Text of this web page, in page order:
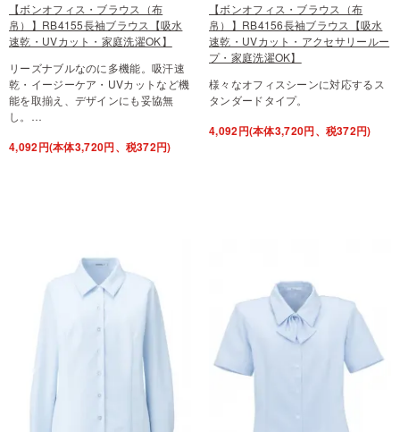
【ボンオフィス・ブラウス（布
帛）】RB4155長袖ブラウス【吸水
速乾・UVカット・家庭洗濯OK】
リーズナブルなのに多機能。吸汗速
乾・イージーケア・UVカットなど機
能を取揃え、デザインにも妥協無
し。…
4,092円(本体3,720円、税372円)
【ボンオフィス・ブラウス（布
帛）】RB4156長袖ブラウス【吸水
速乾・UVカット・アクセサリールー
プ・家庭洗濯OK】
様々なオフィスシーンに対応するス
タンダードタイプ。
4,092円(本体3,720円、税372円)